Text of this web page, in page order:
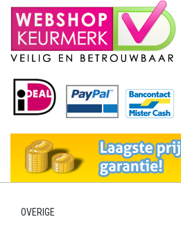
OVERIGE